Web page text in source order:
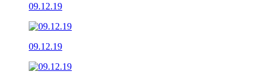
09.12.19
09.12.19